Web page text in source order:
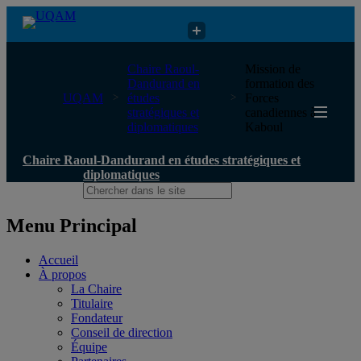
Chaire Raoul-Dandurand en études stratégiques et diplomatiques
UQAM
Chaire Raoul-
Dandurand en
études
stratégiques et
diplomatiques
Mission de
formation des
Forces
canadiennes à
Kaboul
Chaire Raoul-Dandurand en études stratégiques et
diplomatiques
Menu Principal
Accueil
À propos
La Chaire
Titulaire
Fondateur
Conseil de direction
Équipe